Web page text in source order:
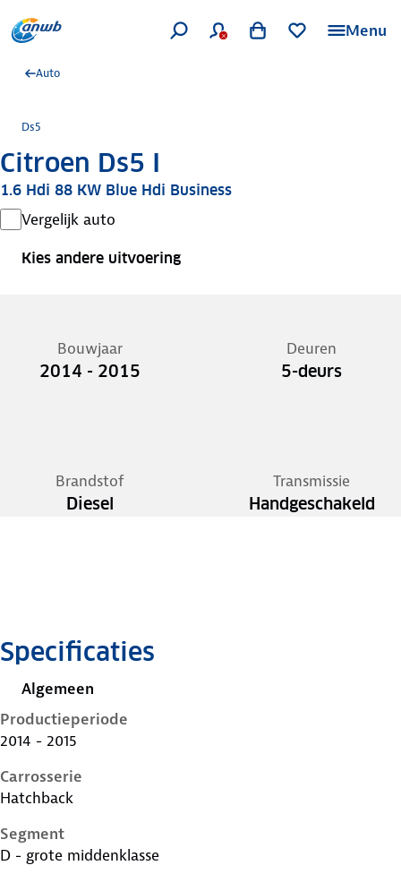
Menu
Auto
Ds5
Citroen Ds5 I
1.6 Hdi 88 KW Blue Hdi Business
Vergelijk auto
Kies andere uitvoering
Bouwjaar
2014 - 2015
Deuren
5-deurs
Brandstof
Diesel
Transmissie
Handgeschakeld
Specificaties
Algemeen
Productieperiode
2014 - 2015
Carrosserie
Hatchback
Segment
D - grote middenklasse